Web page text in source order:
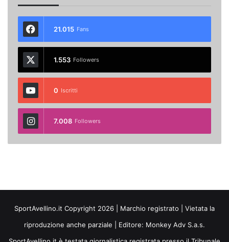
21.015 Fans
1.553 Followers
0 Iscritti
7.008 Followers
SportAvellino.it Copyright 2026 | Marchio registrato | Vietata la
riproduzione anche parziale | Editore: Monkey Adv S.a.s.